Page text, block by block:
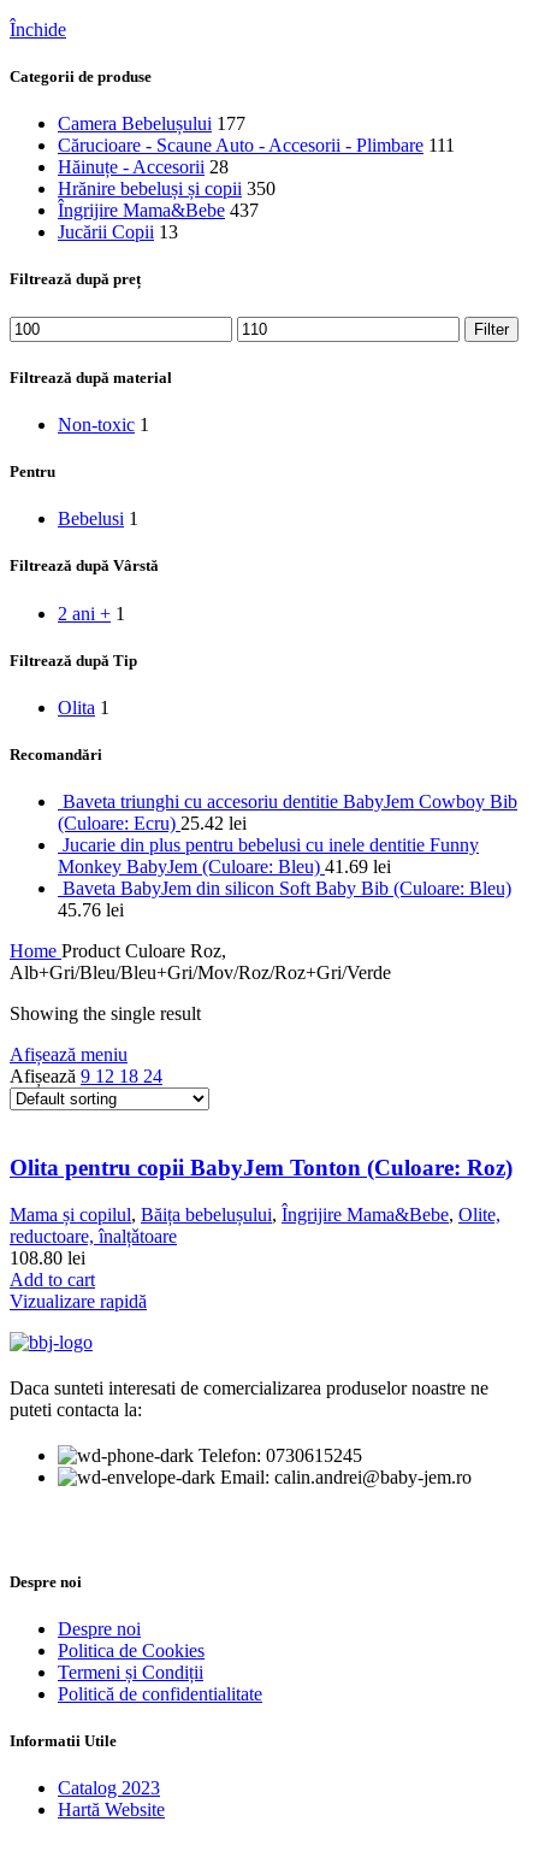
Închide
Categorii de produse
Camera Bebelușului 177
Cărucioare - Scaune Auto - Accesorii - Plimbare 111
Hăinuțe - Accesorii 28
Hrănire bebeluși și copii 350
Îngrijire Mama&Bebe 437
Jucării Copii 13
Filtrează după preț
Min
price
Max
price
Filter
Filtrează după material
Non-toxic 1
Pentru
Bebelusi 1
Filtrează după Vârstă
2 ani + 1
Filtrează după Tip
Olita 1
Recomandări
Baveta triunghi cu accesoriu dentitie BabyJem Cowboy Bib
(Culoare: Ecru) 25.42 lei
Jucarie din plus pentru bebelusi cu inele dentitie Funny
Monkey BabyJem (Culoare: Bleu) 41.69 lei
Baveta BabyJem din silicon Soft Baby Bib (Culoare: Bleu)
45.76 lei
Home Product Culoare Roz,
Alb+Gri/Bleu/Bleu+Gri/Mov/Roz/Roz+Gri/Verde
Showing the single result
Afișează meniu
Afișează 9 12 18 24
Olita pentru copii BabyJem Tonton (Culoare: Roz)
Mama și copilul, Băița bebelușului, Îngrijire Mama&Bebe, Olite,
reductoare, înalțǎtoare
108.80 lei
Add to cart
Vizualizare rapidă
Daca sunteti interesati de comercializarea produselor noastre ne
puteti contacta la:
Telefon: 0730615245
Email: calin.andrei@baby-jem.ro
Despre noi
Despre noi
Politica de Cookies
Termeni și Condiții
Politică de confidentialitate
Informatii Utile
Catalog 2023
Hartă Website